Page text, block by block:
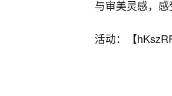
与审美灵感，
活动：【